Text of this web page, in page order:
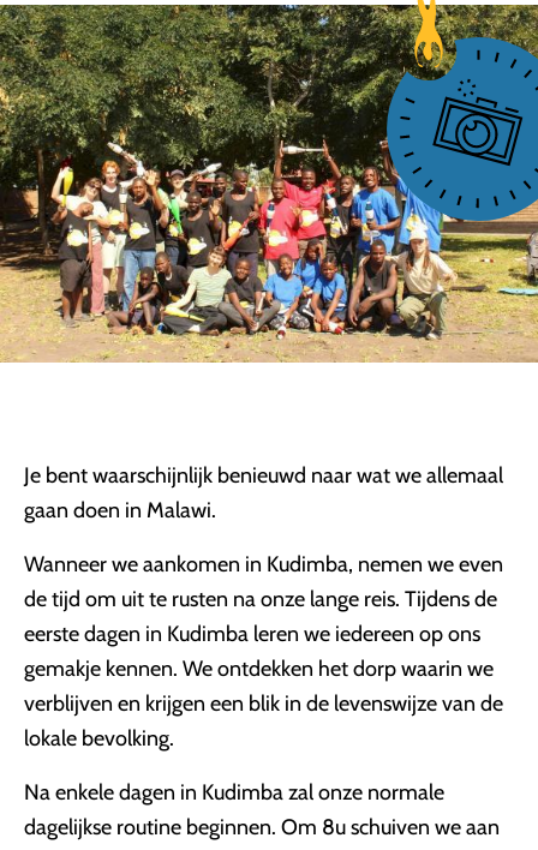
Je bent waarschijnlijk benieuwd naar wat we allemaal
gaan doen in Malawi.
Wanneer we aankomen in Kudimba, nemen we even
de tijd om uit te rusten na onze lange reis. Tijdens de
eerste dagen in Kudimba leren we iedereen op ons
gemakje kennen. We ontdekken het dorp waarin we
verblijven en krijgen een blik in de levenswijze van de
lokale bevolking.
Na enkele dagen in Kudimba zal onze normale
dagelijkse routine beginnen. Om 8u schuiven we aan